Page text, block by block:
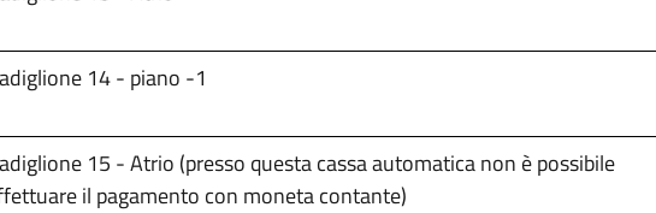
14 - piano -1
15 - Atrio (presso questa cassa automatica non è possibile
il pagamento con moneta contante)